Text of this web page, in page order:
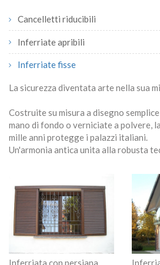
Cancelletti riducibili
Inferriate apribili
Inferriate fisse
La sicurezza diventata arte nella sua
Costruite su misura a disegno
mano di fondo o verniciate a polvere,
mille anni protegge i palazzi italiani.
Un'armonia antica unita alla robusta
Inferriata con persiana